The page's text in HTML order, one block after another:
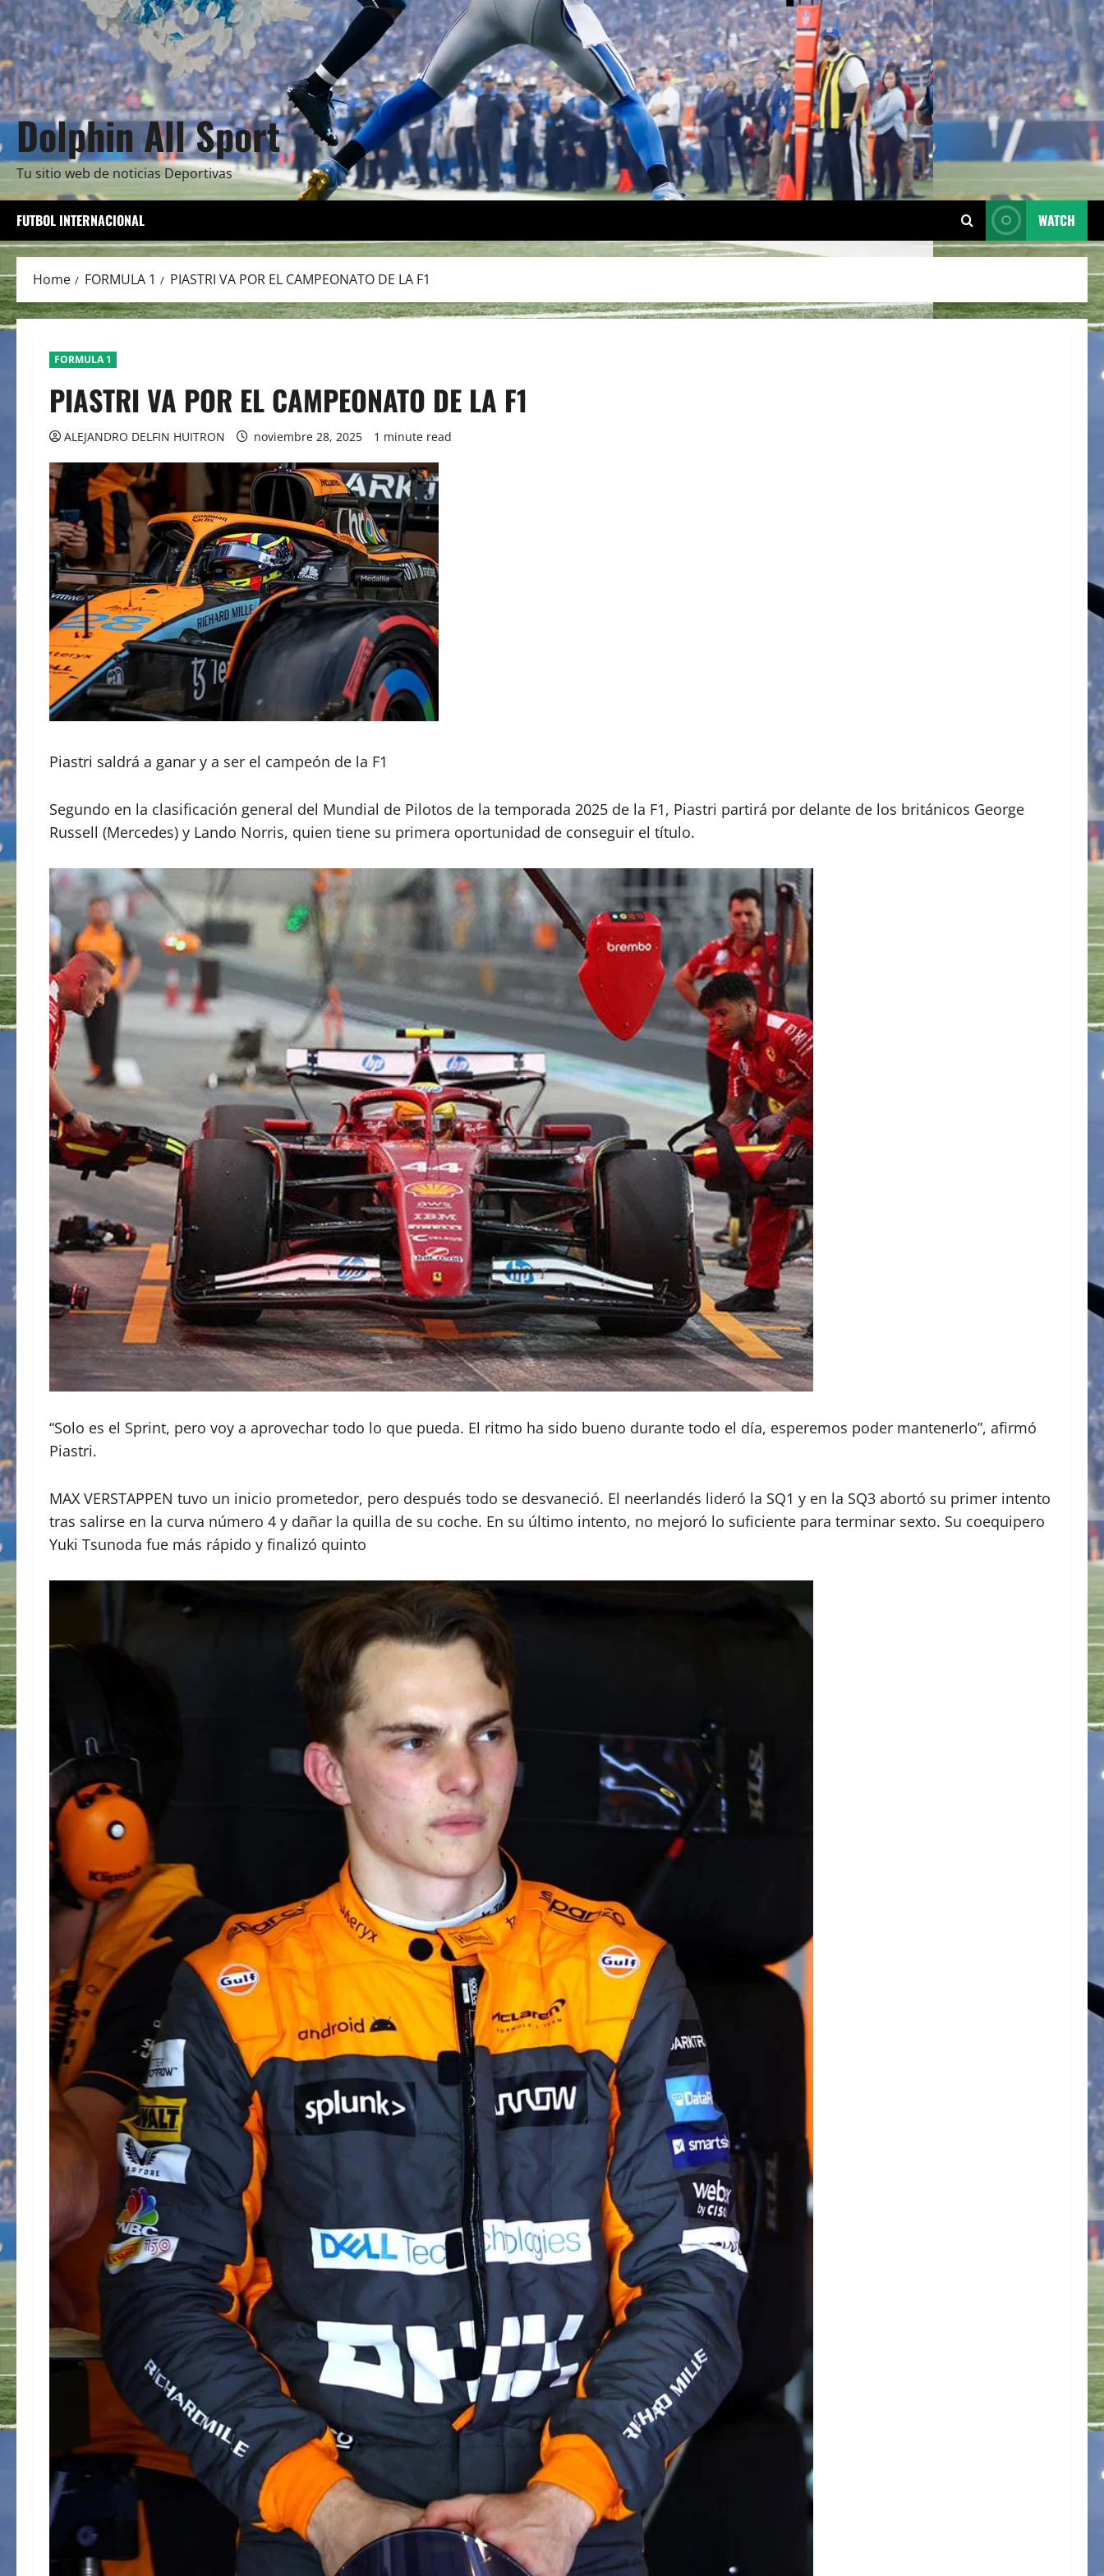
Dolphin All Sport
Tu sitio web de noticias Deportivas
FUTBOL INTERNACIONAL WATCH
Home FORMULA 1 PIASTRI VA POR EL CAMPEONATO DE LA F1
FORMULA 1
PIASTRI VA POR EL CAMPEONATO DE LA F1
ALEJANDRO DELFIN HUITRON noviembre 28, 2025 1 minute read
Piastri saldrá a ganar y a ser el campeón de la F1
Segundo en la clasificación general del Mundial de Pilotos de la temporada 2025 de la F1, Piastri partirá por delante de los británicos George
Russell (Mercedes) y Lando Norris, quien tiene su primera oportunidad de conseguir el título.
“Solo es el Sprint, pero voy a aprovechar todo lo que pueda. El ritmo ha sido bueno durante todo el día, esperemos poder mantenerlo”, afirmó
Piastri.
MAX VERSTAPPEN tuvo un inicio prometedor, pero después todo se desvaneció. El neerlandés lideró la SQ1 y en la SQ3 abortó su primer intento
tras salirse en la curva número 4 y dañar la quilla de su coche. En su último intento, no mejoró lo suficiente para terminar sexto. Su coequipero
Yuki Tsunoda fue más rápido y finalizó quinto